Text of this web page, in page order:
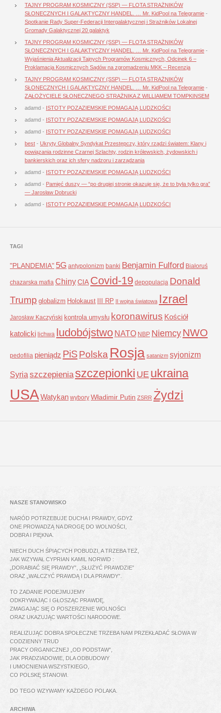
TAJNY PROGRAM KOSMICZNY (SSP) — FLOTA STRAŻNIKÓW
SŁONECZNYCH I GALAKTYCZNY HANDEL. … Mr. KidPool na Telegramie -
Spotkanie Rady Super-Federacji Intergalaktycznej i Strażników Lokalnej
Gromady Galaktycznej 20 galaktyk
TAJNY PROGRAM KOSMICZNY (SSP) — FLOTA STRAŻNIKÓW
SŁONECZNYCH I GALAKTYCZNY HANDEL. … Mr. KidPool na Telegramie -
Wyjaśnienia Aktualizacji Tajnych Programów Kosmicznych, Odcinek 6 –
Proklamacja Kosmicznych Sądów na zgromadzeniu MKK – Recenzja
TAJNY PROGRAM KOSMICZNY (SSP) — FLOTA STRAŻNIKÓW
SŁONECZNYCH I GALAKTYCZNY HANDEL. … Mr. KidPool na Telegramie -
ZAŁOŻYCIELE SŁONECZNEGO STRAŻNIKA Z WILLIAMEM TOMPKINSEM
adamd - ISTOTY POZAZIEMSKIE POMAGAJĄ LUDZKOŚCI
adamd - ISTOTY POZAZIEMSKIE POMAGAJĄ LUDZKOŚCI
adamd - ISTOTY POZAZIEMSKIE POMAGAJĄ LUDZKOŚCI
best - Ukryty Globalny Syndykat Przestępczy, który rządzi światem: Klany i
powiązania rodzinne Czarnej Szlachty, rodzin królewskich, żydowskich i
bankierskich oraz ich sfery nadzoru i zarządzania
adamd - ISTOTY POZAZIEMSKIE POMAGAJĄ LUDZKOŚCI
adamd - Pamięć duszy — “po drugiej stronie okazuje się, że to była tylko gra”
— Jarosław Dobrucki
adamd - ISTOTY POZAZIEMSKIE POMAGAJĄ LUDZKOŚCI
TAGI
"PLANDEMIA" 5G antypolonizm banki Benjamin Fulford Białoruś
chazarska mafia ChinyCIA Covid-19 depopulacja Donald
Trump globalizm Holokaust III RP II wojna światowa Izrael
Jarosław Kaczyński kontrola umysłu koronawirus Kościół
katolicki lichwa ludobójstwo NATO NBP NiemcyNWO
pedofilia pieniądz PiSPolska Rosja satanizm syjonizm
Syria szczepienia szczepionki UE ukraina
USAWatykan wybory Władimir Putin ZSRR Żydzi
NASZE STANOWISKO
NARÓD POTRZEBUJE DUCHA I PRAWDY, GDYŻ
ONE PROWADZĄ NA DROGĘ DO WOLNOŚCI,
DOBRA I PIĘKNA.
NIECH DUCH ŚPIĄCYCH POBUDZI, A TRZEBA TEŻ,
JAK WZYWAŁ CYPRIAN KAMIL NORWID :
„DORABIAĆ SIĘ PRAWDY”, „SŁUŻYĆ PRAWDZIE”
ORAZ „WALCZYĆ PRAWDĄ I DLA PRAWDY”.
TO ZADANIE PODEJMUJEMY
ODKRYWAJĄC I GŁOSZĄC PRAWDĘ,
ZMAGAJĄC SIĘ O POSZERZENIE WOLNOŚCI
ORAZ UKAZUJĄC WARTOŚCI NARODOWE.
REALIZUJĄC DOBRA SPOŁECZNE TRZEBA NAM PRZEKŁADAĆ SŁOWA W
CODZIENNY TRUD
PRACY ORGANICZNEJ „OD PODSTAW”,
JAK PRADZIADOWIE, DLA ODBUDOWY
I UMOCNIENIA WSZYSTKIEGO,
CO POLSKĘ STANOWI.
DO TEGO WZYWAMY KAŻDEGO POLAKA.
ARCHIWA